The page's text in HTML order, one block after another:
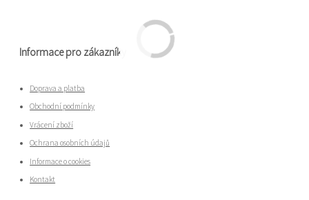
Informace pro zákazníky
Doprava a platba
Obchodní podmínky
Vrácení zboží
Ochrana osobních údajů
Informace o cookies
Kontakt